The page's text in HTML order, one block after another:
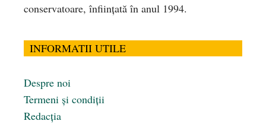
conservatoare, înfiinţată în anul 1994.
INFORMATII UTILE
Despre noi
Termeni și condiții
Redacția